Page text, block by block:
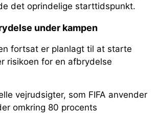
det oprindelige starttidspunkt.
under kampen
fortsat er planlagt til at starte
risikoen for en afbrydelse
vejrudsigter, som FIFA anvender
omkring 80 procents